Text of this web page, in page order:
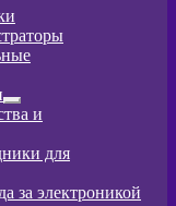
Развернутое
вложенное
и
для
за электроникой